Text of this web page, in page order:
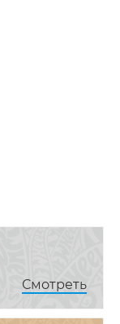
Смотреть